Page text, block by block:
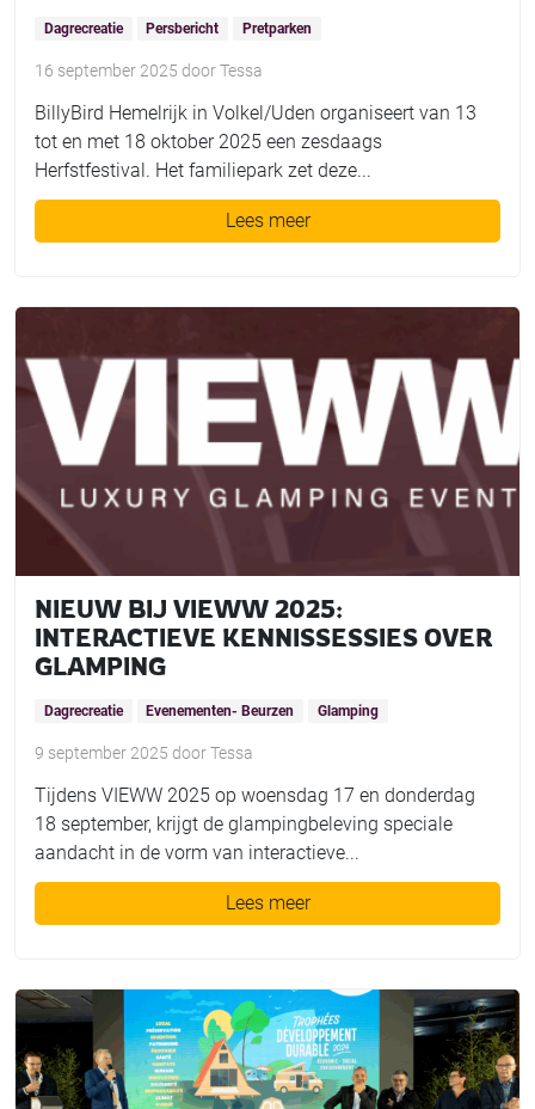
Dagrecreatie Persbericht Pretparken
16 september 2025 doorTessa
BillyBird Hemelrijk in Volkel/Uden organiseert van 13
tot en met 18 oktober 2025 een zesdaags
Herfstfestival. Het familiepark zet deze...
Lees meer
NIEUW BIJ VIEWW 2025:
INTERACTIEVE KENNISSESSIES OVER
GLAMPING
Dagrecreatie Evenementen- Beurzen Glamping
9 september 2025 doorTessa
Tijdens VIEWW 2025 op woensdag 17 en donderdag
18 september, krijgt de glampingbeleving speciale
aandacht in de vorm van interactieve...
Lees meer